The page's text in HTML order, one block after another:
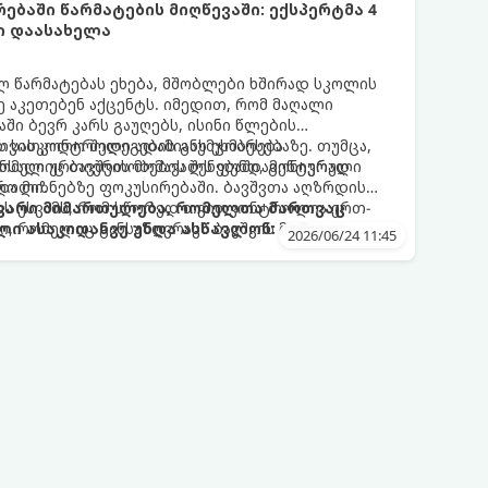
წარმატების მიღწევაში: ექსპერტმა 4
დაასახელა
წარმატებას ეხება, მშობლები ხშირად სკოლის
აკეთებენ აქცენტს. იმედით, რომ მაღალი
ბევრ კარს გაუღებს, ისინი წლების
სასკოლო შედეგების გაუმჯობესებაზე. თუმცა,
ბავშვის მომავალს ფუნდამენტურად
ადამიანს ეხმარება
ურთიერთობების შენებაში, გონივრული
მიზნებზე ფოკუსირებაში. ბავშვთა აღზრდის
უსვამს, რომ სწორედ თვითკონტროლია ერთ-
განსაზღვრავს ბავშვის მომავალ
მიმართულება, რომელთა მართვაც
ასაკიდანვე უნდა ასწავლონ:
2026/06/24 11:45